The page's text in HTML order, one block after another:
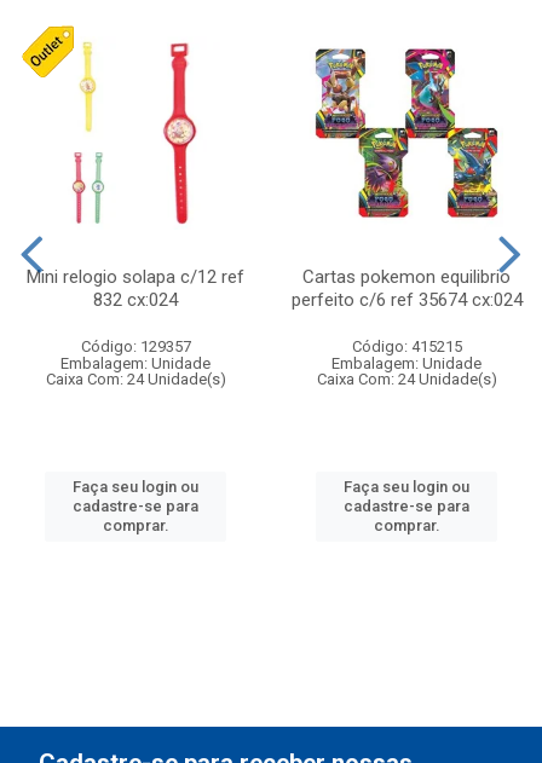
Mini relogio solapa c/12 ref
832 cx:024
Código: 129357
Embalagem: Unidade
Caixa Com: 24 Unidade(s)
Faça seu login ou
cadastre-se para
comprar.
Cartas pokemon equilibrio
perfeito c/6 ref 35674 cx:024
Código: 415215
Embalagem: Unidade
Caixa Com: 24 Unidade(s)
Faça seu login ou
cadastre-se para
comprar.